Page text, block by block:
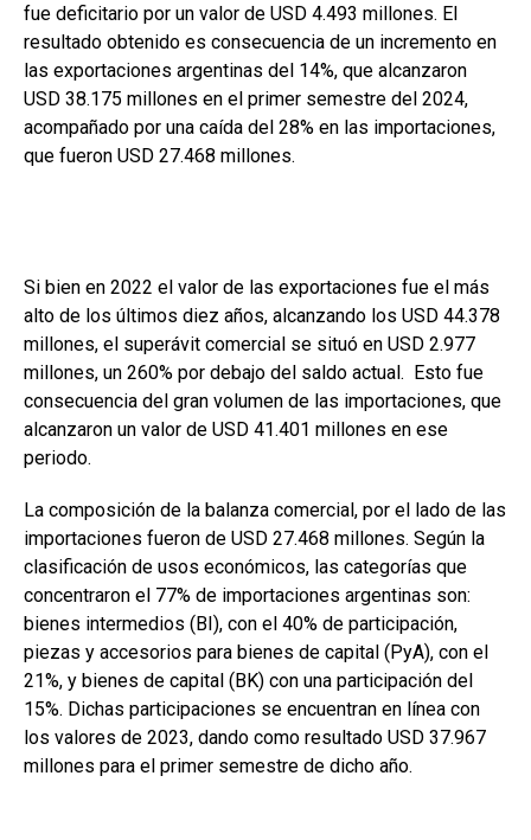
fue deficitario por un valor de USD 4.493 millones. El
resultado obtenido es consecuencia de un incremento en
las exportaciones argentinas del 14%, que alcanzaron
USD 38.175 millones en el primer semestre del 2024,
acompañado por una caída del 28% en las importaciones,
que fueron USD 27.468 millones.
Si bien en 2022 el valor de las exportaciones fue el más
alto de los últimos diez años, alcanzando los USD 44.378
millones, el superávit comercial se situó en USD 2.977
millones, un 260% por debajo del saldo actual. Esto fue
consecuencia del gran volumen de las importaciones, que
alcanzaron un valor de USD 41.401 millones en ese
periodo.
La composición de la balanza comercial, por el lado de las
importaciones fueron de USD 27.468 millones. Según la
clasificación de usos económicos, las categorías que
concentraron el 77% de importaciones argentinas son:
bienes intermedios (BI), con el 40% de participación,
piezas y accesorios para bienes de capital (PyA), con el
21%, y bienes de capital (BK) con una participación del
15%. Dichas participaciones se encuentran en línea con
los valores de 2023, dando como resultado USD 37.967
millones para el primer semestre de dicho año.